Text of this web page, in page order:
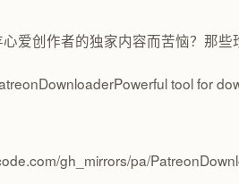
爱创作者的独家内容而苦恼？那
Powerful tool for
gh_mirrors/pa/